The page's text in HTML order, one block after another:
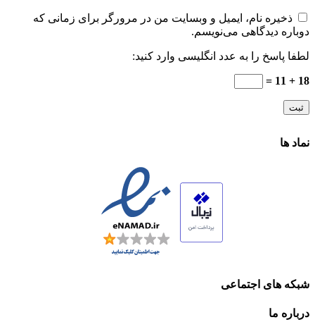
ذخیره نام، ایمیل و وبسایت من در مرورگر برای زمانی که
دوباره دیدگاهی می‌نویسم.
لطفا پاسخ را به عدد انگلیسی وارد کنید:
18 + 11 =
نماد ها
شبکه های اجتماعی
درباره ما